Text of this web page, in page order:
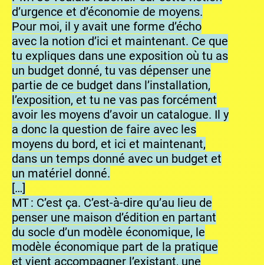
d’urgence et d’économie de moyens.
Pour moi, il y avait une forme d’écho
avec la notion d’ici et maintenant. Ce que
tu expliques dans une exposition où tu as
un budget donné, tu vas dépenser une
partie de ce budget dans l’installation,
l’exposition, et tu ne vas pas forcément
avoir les moyens d’avoir un catalogue. Il y
a donc la question de faire avec les
moyens du bord, et ici et maintenant,
dans un temps donné avec un budget et
un matériel donné.
[…]
MT : C’est ça. C’est-à-dire qu’au lieu de
penser une maison d’édition en partant
du socle d’un modèle économique, le
modèle économique part de la pratique
et vient accompagner l’existant, une